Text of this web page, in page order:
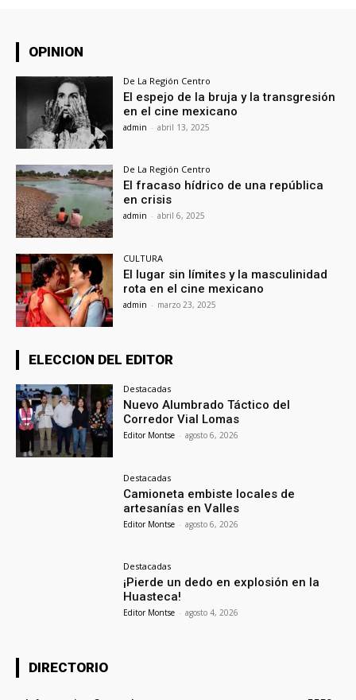
OPINION
De La Región Centro
El espejo de la bruja y la transgresión
en el cine mexicano
admin - abril 13, 2025
De La Región Centro
El fracaso hídrico de una república
en crisis
admin - abril 6, 2025
CULTURA
El lugar sin límites y la masculinidad
rota en el cine mexicano
admin - marzo 23, 2025
ELECCION DEL EDITOR
Destacadas
Nuevo Alumbrado Táctico del
Corredor Vial Lomas
Editor Montse - agosto 6, 2026
Destacadas
Camioneta embiste locales de
artesanías en Valles
Editor Montse - agosto 6, 2026
Destacadas
¡Pierde un dedo en explosión en la
Huasteca!
Editor Montse - agosto 4, 2026
DIRECTORIO